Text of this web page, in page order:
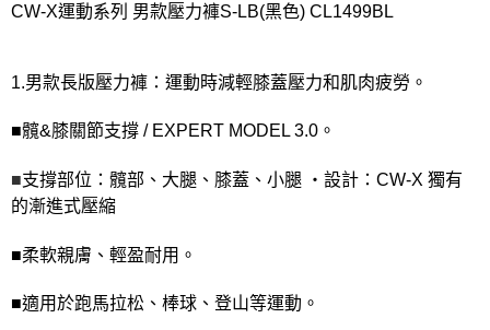
CW-X運動系列 男款壓力褲S-LB(黑色) CL1499BL
1.男款長版壓力褲：運動時減輕膝蓋壓力和肌肉疲勞。
■髖&膝關節支撐 / EXPERT MODEL 3.0。
■支撐部位：髖部、大腿、膝蓋、小腿 ・設計：CW-X 獨有
的漸進式壓縮
■柔軟親膚、輕盈耐用。
■適用於跑馬拉松、棒球、登山等運動。